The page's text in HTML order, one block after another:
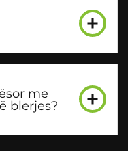
me
blerjes?